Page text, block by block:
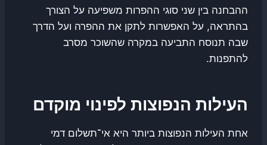
ההבחנה בין שני סוגי ההפרות משפיעה על הצורך
בהתראה, על האפשרות לתקן את ההפרה ועל הדרך
שבה תנוסח התביעה במקרה שהשוכר מסרב
להתפנות.
העילות הנפוצות לפינוי מוקדם
אחת העילות הנפוצות ביותר היא אי־תשלום דמי